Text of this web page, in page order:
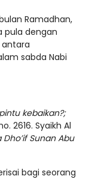
Ramadhan,
pula dengan
antara
sabda Nabi
kebaikan?;
2616. Syaikh Al
Sunan Abu
bagi seorang